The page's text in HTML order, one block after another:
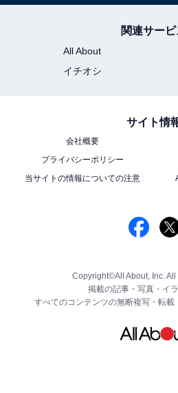
関連サービ
All About
イチオシ
サイト情
会社概要
プライバシーポリシー
当サイトの情報についての注意
Copyright©All About, Inc.
掲載の記事・写真・イラ
すべてのコンテンツの無断複写・転載